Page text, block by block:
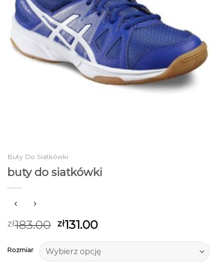
Buty Do Siatkówki
buty do siatkówki
zł183.00 zł131.00
Rozmiar